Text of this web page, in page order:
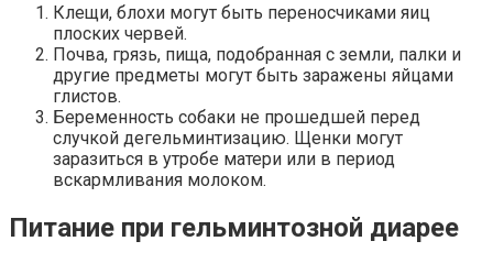
Клещи, блохи могут быть переносчиками яиц
плоских червей.
Почва, грязь, пища, подобранная с земли, палки и
другие предметы могут быть заражены яйцами
глистов.
Беременность собаки не прошедшей перед
случкой дегельминтизацию. Щенки могут
заразиться в утробе матери или в период
вскармливания молоком.
Питание при гельминтозной диарее